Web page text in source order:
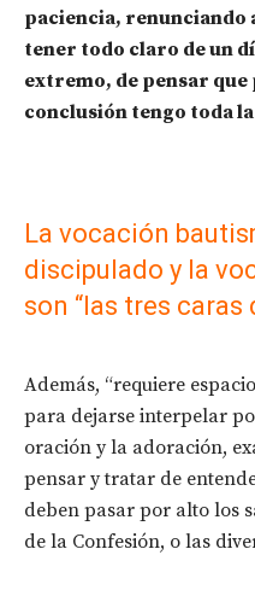
paciencia, renunciando
tener todo claro de un
extremo, de pensar que
conclusión tengo toda
La vocación
discipulado y la
son “las tres caras
Además, “requiere
para dejarse interpelar
oración y la adoración,
pensar y tratar de
deben pasar por alto los
de la Confesión, o las